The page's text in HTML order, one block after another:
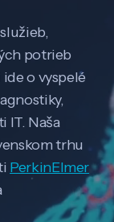
potrieb
o vyspelé
IT. Naša
trhu
PerkinElmer